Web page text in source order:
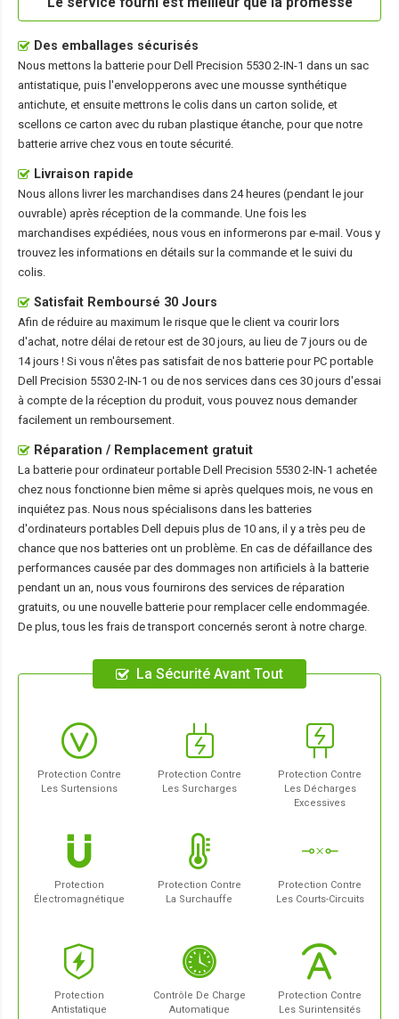
Des emballages sécurisés
Nous mettons la batterie pour Dell Precision 5530 2-IN-1 dans un sac
antistatique, puis l'envelopperons avec une mousse synthétique
antichute, et ensuite mettrons le colis dans un carton solide, et
scellons ce carton avec du ruban plastique étanche, pour que notre
batterie arrive chez vous en toute sécurité.
Livraison rapide
Nous allons livrer les marchandises dans 24 heures (pendant le jour
ouvrable) après réception de la commande. Une fois les
marchandises expédiées, nous vous en informerons par e-mail. Vous y
trouvez les informations en détails sur la commande et le suivi du
colis.
Satisfait Remboursé 30 Jours
Afin de réduire au maximum le risque que le client va courir lors
d'achat, notre délai de retour est de 30 jours, au lieu de 7 jours ou de
14 jours ! Si vous n'êtes pas satisfait de nos batterie pour PC portable
Dell Precision 5530 2-IN-1 ou de nos services dans ces 30 jours d'essai
à compte de la réception du produit, vous pouvez nous demander
facilement un remboursement.
Réparation / Remplacement gratuit
La batterie pour ordinateur portable Dell Precision 5530 2-IN-1 achetée
chez nous fonctionne bien même si après quelques mois, ne vous en
inquiétez pas. Nous nous spécialisons dans les batteries
d'ordinateurs portables Dell depuis plus de 10 ans, il y a très peu de
chance que nos batteries ont un problème. En cas de défaillance des
performances causée par des dommages non artificiels à la batterie
pendant un an, nous vous fournirons des services de réparation
gratuits, ou une nouvelle batterie pour remplacer celle endommagée.
De plus, tous les frais de transport concernés seront à notre charge.
La Sécurité Avant Tout
Protection Contre
Les Surtensions
Protection Contre
Les Surcharges
Protection Contre
Les Décharges
Excessives
Protection
Électromagnétique
Protection Contre
La Surchauffe
Protection Contre
Les Courts-Circuits
Protection
Antistatique
Contrôle De Charge
Automatique
Protection Contre
Les Surintensités